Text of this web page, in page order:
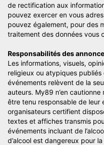
de rectification aux
pouvez exercer en vous
pouvez également, pour des
traitement des données vous
Responsabilités des
Les informations, visuels,
religieux ou atypiques publiés
événements relèvent de la
auteurs. My89 n’en
être tenu responsable de
organisateurs certifient
textes et affiches transmis
événements incluant de
d’alcool est dangereux pour